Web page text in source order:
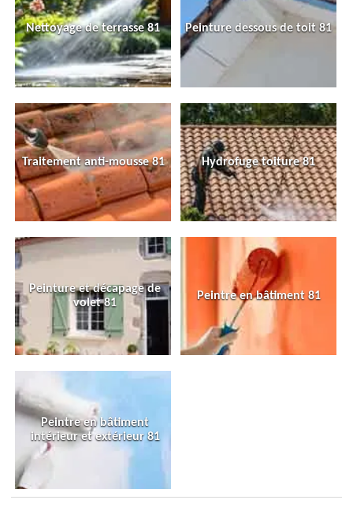
Nettoyage de terrasse 81 Peinture dessous de toit 81
Traitement anti-mousse 81 Hydrofuge toiture 81
Peinture et décapage de
volet 81
Peintre en bâtiment 81
Peintre en bâtiment
intérieur et extérieur 81